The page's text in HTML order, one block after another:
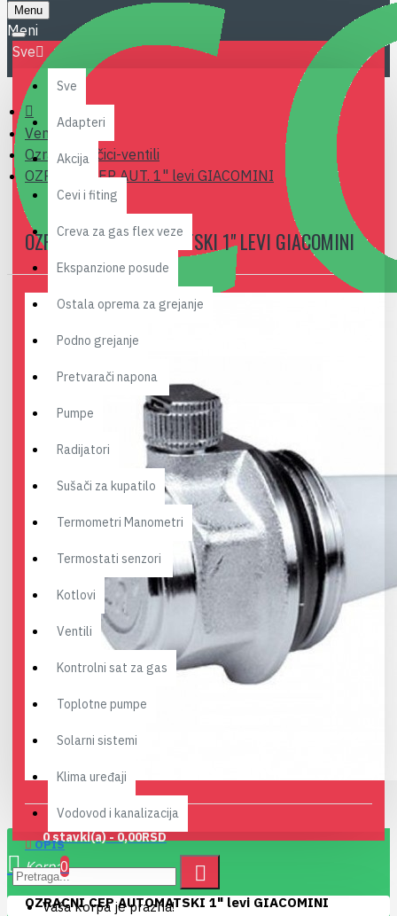
Menu
0 stavki(a) - 0,00RSD
0
Vaša korpa je prazna!
Sve
Sve
Adapteri
Akcija
Cevi i fiting
Creva za gas flex veze
Ekspanzione posude
Ostala oprema za grejanje
Podno grejanje
Pretvarači napona
Pumpe
Radijatori
Sušači za kupatilo
Termometri Manometri
Termostati senzori
Kotlovi
Ventili
Kontrolni sat za gas
Toplotne pumpe
Solarni sistemi
Klima uređaji
Vodovod i kanalizacija
Ventili
Ozračni lončici-ventili
OZRACNI CEP AUT. 1" levi GIACOMINI
OZRACNI CEP AUTOMATSKI 1" LEVI GIACOMINI
OPIS
OZRACNI CEP AUTOMATSKI 1" levi GIACOMINI